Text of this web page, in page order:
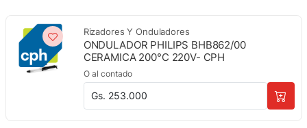
Rizadores Y Onduladores
ONDULADOR PHILIPS BHB862/00
CERAMICA 200°C 220V- CPH
O al contado
Gs. 253.000